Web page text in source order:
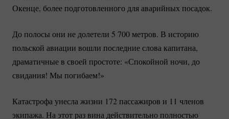
Окенце, более подготовленного для аварийных посадок.
До полосы они не долетели 5 700 метров. В историю
польской авиации вошли последние слова капитана,
драматичные в своей простоте: «Спокойной ночи, до
свидания! Мы погибаем!»
Катастрофа унесла жизни 172 пассажиров и 11 членов
экипажа. На этот раз вина действительно полностью